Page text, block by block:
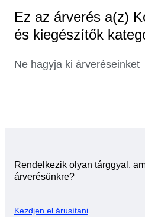
Ez az árverés a(z)
és kiegészítők
Ne hagyja ki árveréseinket
Rendelkezik olyan tárggyal,
árverésünkre?
Kezdjen el árusítani